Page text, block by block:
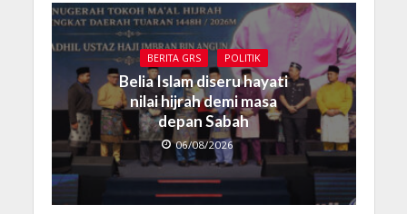
BERITA GRS POLITIK
Belia Islam diseru hayati
nilai hijrah demi masa
depan Sabah
06/08/2026